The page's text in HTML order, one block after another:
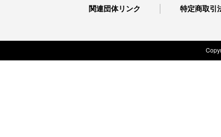
関連団体リンク 特定商取引